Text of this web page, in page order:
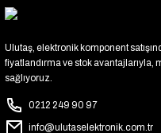
Ulutaş, elektronik komponent
fiyatlandırma ve stok
sağlıyoruz.
0212 249 90 97
info@ulutaselektronik.com.tr